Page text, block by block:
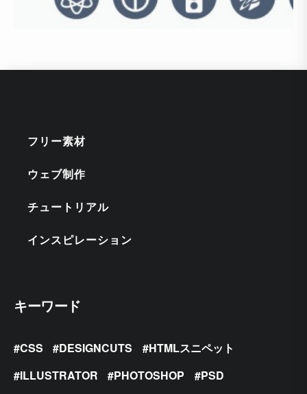
フリー素材
ウェブ制作
チュートリアル
インスピレーション
キーワード
CSS DESIGNCUTS
HTMLスニペット
ILLUSTRATOR
PHOTOSHOP
PSD